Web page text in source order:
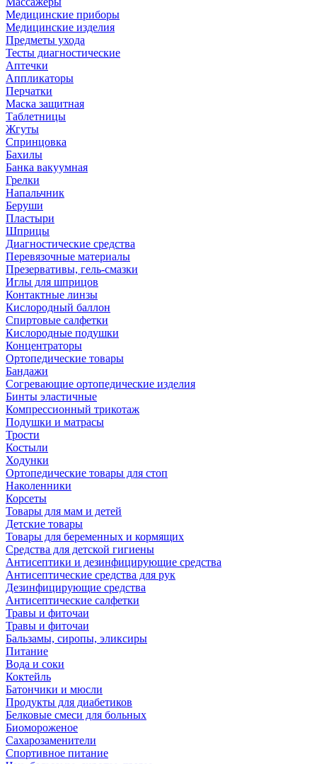
Медицинские приборы
Медицинские изделия
Предметы ухода
Тесты диагностические
Аптечки
Аппликаторы
Перчатки
Маска защитная
Таблетницы
Жгуты
Спринцовка
Бахилы
Банка вакуумная
Грелки
Напальчник
Беруши
Пластыри
Шприцы
Диагностические средства
Перевязочные материалы
Презервативы, гель-смазки
Иглы для шприцов
Контактные линзы
Кислородный баллон
Спиртовые салфетки
Кислородные подушки
Концентраторы
Ортопедические товары
Бандажи
Согревающие ортопедические изделия
Бинты эластичные
Компрессионный трикотаж
Подушки и матрасы
Трости
Костыли
Ходунки
Ортопедические товары для стоп
Наколенники
Корсеты
Товары для мам и детей
Детские товары
Товары для беременных и кормящих
Средства для детской гигиены
Антисептики и дезинфицирующие средства
Антисептические средства для рук
Дезинфицирующие средства
Антисептические салфетки
Травы и фиточаи
Травы и фиточаи
Бальзамы, сиропы, эликсиры
Питание
Вода и соки
Коктейль
Батончики и мюсли
Продукты для диабетиков
Белковые смеси для больных
Биомороженое
Сахарозаменители
Спортивное питание